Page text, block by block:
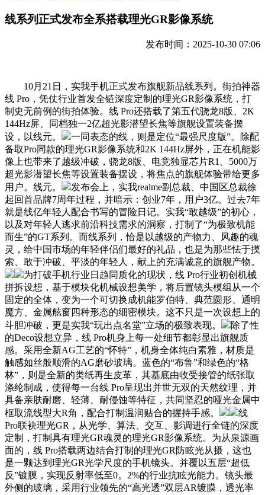
线系列正式发布全系搭载理光GR影像系统
发布时间：2025-10-30 07:06
10月21日，实我手机正式发布旗舰新品线系列。街拍神器
线 Pro，凭仗行业首发全链深度定制的理光GR影像系统，打
制史无前例的街拍体验。线 Pro还搭载了第五代骁龙8版、2K
144Hz屏、同档独一2亿超光影潜望长焦等旗舰设置装备摆
设，以线元。
一同表态的线，则是定位“最强尺度版”。除配
备取Pro同款的理光GR影像系统和2K 144Hz屏外，正在机能影
像上也带来了越级冲破，骁龙8版、电竞独显芯片R1、5000万
超光影潜望长焦等设置装备摆设，将焦点的旗舰体验带给更多
用户。线元。
发布会上，实我realme副总裁、中国区总裁徐
起回首品牌7周年过程，并暗示：创业7年，用户3亿。过去7年
就是线亿年轻人配合书写的冒险日记。实我“敢越级”的初心，
以及对年轻人逃求前沿科技需求的洞察，打制了“为极致机能
而生”的GT系列。而线系列，恰是以越级的产物力、风趣的魂
灵，给中国市场的年轻伴侣们最好的礼品，也是为那些怯于摸
索、敢于冲破、平淡的年轻人，献上的充满诚意的旗舰产物。
为打破手机行业日趋同质化的现状，线 Pro行业初创机械
拼拆设想，基于模块化机械设想美学，将后置镜头模组从一个
固定的全体，变为一个可切换成机能罗伯特、典范圆形、通明
魔方、金属舷窗四种形态的细密模块。这不只是一次设想上的
斗胆冲破，更是实我“玩出点名堂”立场的极致表现。
除了性
的Deco设想立异，线 Pro机身上每一处细节都彰显出旗舰质
感。采用全新AG工艺的“怀特”，机身全体纯白素雅，材质是
触感如丝般顺滑的AG磨砂玻璃。蓝色的“布鲁”和绿色的“格
林”，则是全新的类纸再生皮革，其基底由收受接管的纸张取
涤纶制成，使得每一台线 Pro呈现出并世无双的天然纹理，并
具备亲肤耐磨、轻薄、耐侵蚀等特征，共同坚忍的哑光金属中
框取流线型大R角，配合打制温润贴合的握持手感。
线
Pro联袂理光GR，从光学、算法、交互、影调进行全链的深度
定制，打制具有理光GR魂灵的理光GR影像系统。为从泉源画
面的，线 Pro搭载两边结合打制的理光GR防眩光从摄，这也
是一颗达到理光GR光学尺度的手机镜头。并覆以五层“超低
反”镀膜，实现反射率低至0。2%的行业抗眩光能力。镜头最
外侧的玻璃，采用行业领先的“高光透”双层AR镀膜，透光率